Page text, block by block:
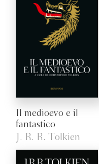
Il medioevo e il
fantastico
J. R. R. Tolkien